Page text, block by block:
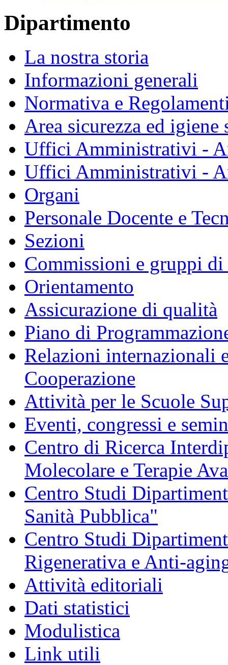
Dipartimento
La nostra storia
Informazioni generali
Normativa e
Area sicurezza ed igiene
Uffici Amministrativi -
Uffici Amministrativi -
Organi
Personale Docente e
Sezioni
Commissioni e gruppi
Orientamento
Assicurazione di qualità
Piano di
Relazioni internazionali
Cooperazione
Attività per le Scuole
Eventi, congressi e
Centro di Ricerca
Molecolare e Terapie
Centro Studi
Sanità Pubblica"
Centro Studi
Rigenerativa e Anti-
Attività editoriali
Dati statistici
Modulistica
Link utili